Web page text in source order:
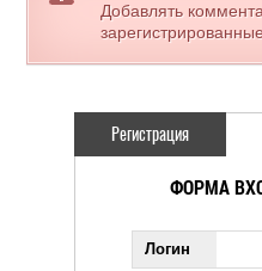
Добавлять
Регистрация
ФОРМА
Логин